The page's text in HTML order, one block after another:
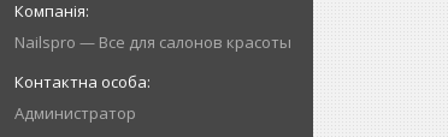
Nailspro — Все для салонов красоты
Администратор